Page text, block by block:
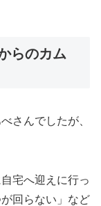
らのカム
さんでしたが、
宅へ迎えに行っ
回らない」など